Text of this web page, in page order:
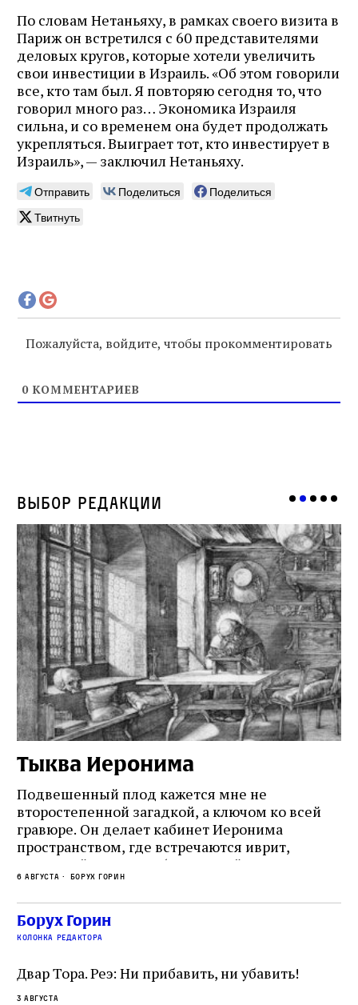
По словам Нетаньяху, в рамках своего визита в
Париж он встретился с 60 представителями
деловых кругов, которые хотели увеличить
свои инвестиции в Израиль. «Об этом говорили
все, кто там был. Я повторяю сегодня то, что
говорил много раз… Экономика Израиля
сильна, и со временем она будет продолжать
укрепляться. Выиграет тот, кто инвестирует в
Израиль», — заключил Нетаньяху.
Отправить Поделиться
Поделиться
Твитнуть
Пожалуйста, войдите, чтобы прокомментировать
0 КОММЕНТАРИЕВ
Выбор редакции
Тыква Иеронима
Подвешенный плод кажется мне не
второстепенной загадкой, а ключом ко всей
гравюре. Он делает кабинет Иеронима
пространством, где встречаются иврит,
греческий и латынь; буквальный смысл и
церковная традиция; филологическая
точность и понятность; переводчик,
убеждённый в необходимости исправления, и
читатель, воспринимающий исправление как
не просто покровитель переводчиков,
окружённый книгами. Перед нами человек,
6 августа Борух Горин
Борух Горин
колонка редактора
Двар Тора. Реэ: Ни прибавить, ни убавить!
3 августа